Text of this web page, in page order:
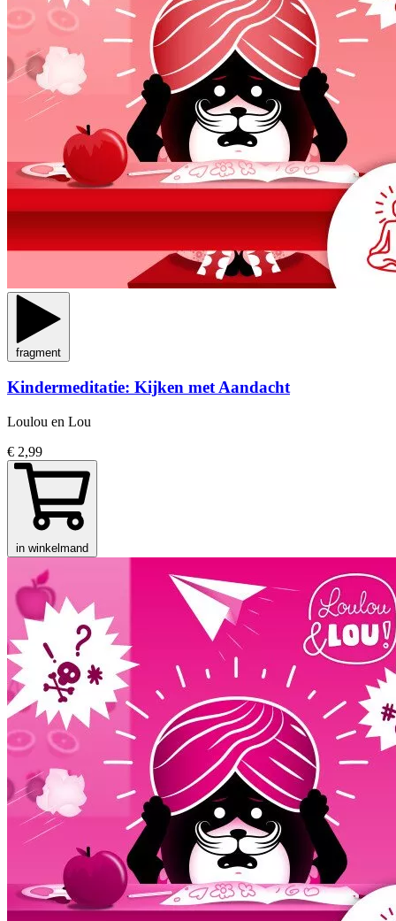
fragment
Kindermeditatie: Kijken met Aandacht
Loulou en Lou
€ 2,99
in winkelmand